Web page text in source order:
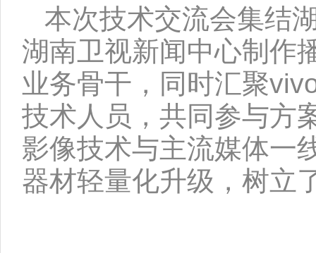
本次技术交流会集结
湖南卫视新闻中心制作
业务骨干，同时汇聚
技术人员，共同参与方
影像技术与主流媒体一
器材轻量化升级，树立